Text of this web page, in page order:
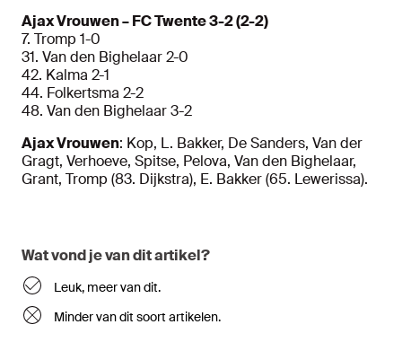
Ajax Vrouwen – FC Twente 3-2 (2-2)
7. Tromp 1-0
31. Van den Bighelaar 2-0
42. Kalma 2-1
44. Folkertsma 2-2
48. Van den Bighelaar 3-2
Ajax Vrouwen: Kop, L. Bakker, De Sanders, Van der
Gragt, Verhoeve, Spitse, Pelova, Van den Bighelaar,
Grant, Tromp (83. Dijkstra), E. Bakker (65. Lewerissa).
Wat vond je van dit artikel?
Leuk, meer van dit.
Minder van dit soort artikelen.